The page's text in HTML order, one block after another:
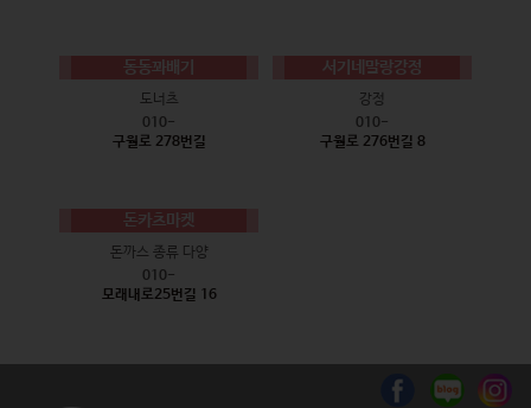
동동꽈배기
도너츠
010-
구월로 278번길
서기네말랑강정
강정
010-
구월로 276번길 8
돈카츠마켓
돈까스 종류 다양
010-
모래내로25번길 16